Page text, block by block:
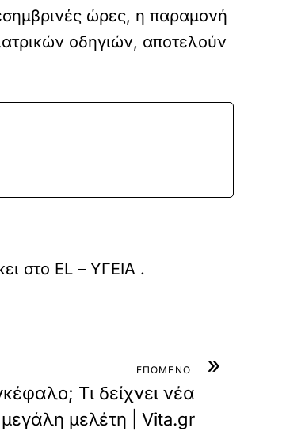
ώρες, η παραμονή
οδηγιών, αποτελούν
στο EL – ΥΓΕΙΑ .
»
ΕΠΟΜΕΝΟ
Τι δείχνει νέα
μεγάλη μελέτη | Vita.gr